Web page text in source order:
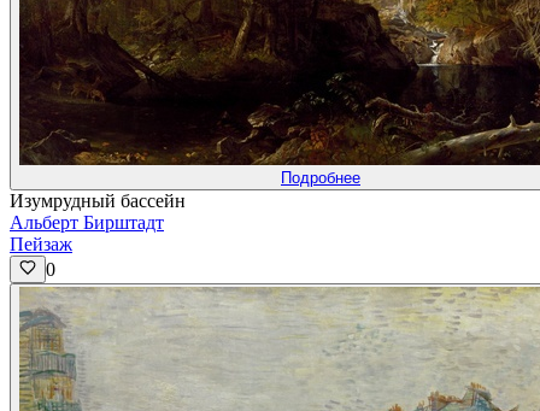
Подробнее
Изумрудный бассейн
Альберт Бирштадт
Пейзаж
0